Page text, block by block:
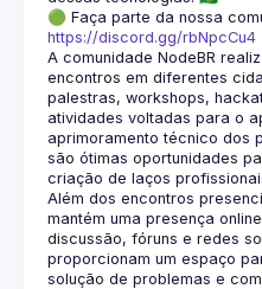
🟢 Faça parte da nossa
https://discord.gg/rbNpcCu4
A comunidade NodeBR
encontros em diferentes
palestras, workshops,
atividades voltadas para o
aprimoramento técnico dos
são ótimas oportunidades
Além dos encontros
mantém uma presença
discussão, fóruns e redes
proporcionam um espaço
solução de problemas e